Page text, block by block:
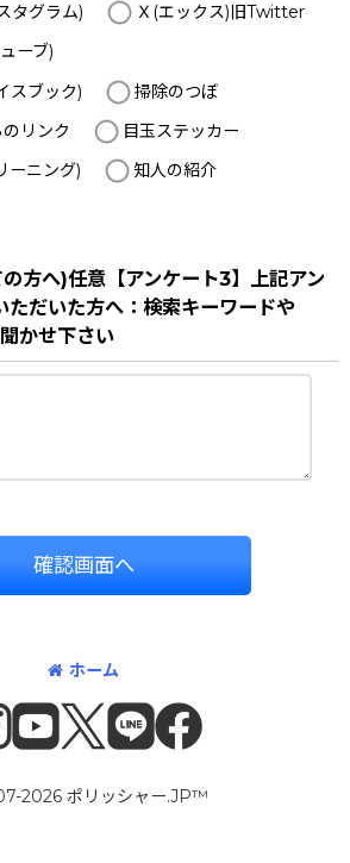
タグラム)
Ｘ(エックス)旧Twitter
ーブ)
スブック)
掃除のつぼ
リンク
目玉ステッカー
ーニング)
知人の紹介
方へ)任意【アンケート3】上記アン
ただいた方へ：検索キーワードや
かせ下さい
確認画面へ
ホーム
2026 ポリッシャー.JP™